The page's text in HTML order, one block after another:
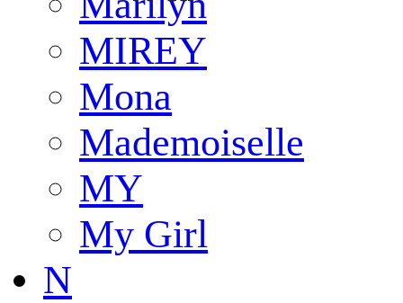
MIREY
Mona
Mademoiselle
MY
My Girl
N